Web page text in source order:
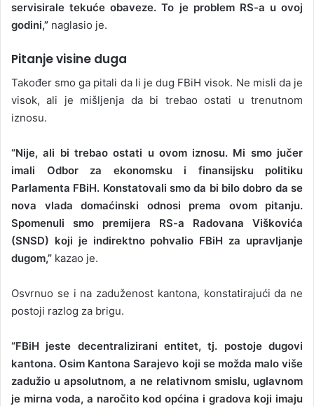
servisirale tekuće obaveze. To je problem RS-a u ovoj
godini,” naglasio je.
Pitanje visine duga
Također smo ga pitali da li je dug FBiH visok. Ne misli da je
visok, ali je mišljenja da bi trebao ostati u trenutnom
iznosu.
“Nije, ali bi trebao ostati u ovom iznosu. Mi smo jučer
imali Odbor za ekonomsku i finansijsku politiku
Parlamenta FBiH. Konstatovali smo da bi bilo dobro da se
nova vlada domaćinski odnosi prema ovom pitanju.
Spomenuli smo premijera RS-a Radovana Viškovića
(SNSD) koji je indirektno pohvalio FBiH za upravljanje
dugom,” kazao je.
Osvrnuo se i na zaduženost kantona, konstatirajući da ne
postoji razlog za brigu.
“FBiH jeste decentralizirani entitet, tj. postoje dugovi
kantona. Osim Kantona Sarajevo koji se možda malo više
zadužio u apsolutnom, a ne relativnom smislu, uglavnom
je mirna voda, a naročito kod općina i gradova koji imaju